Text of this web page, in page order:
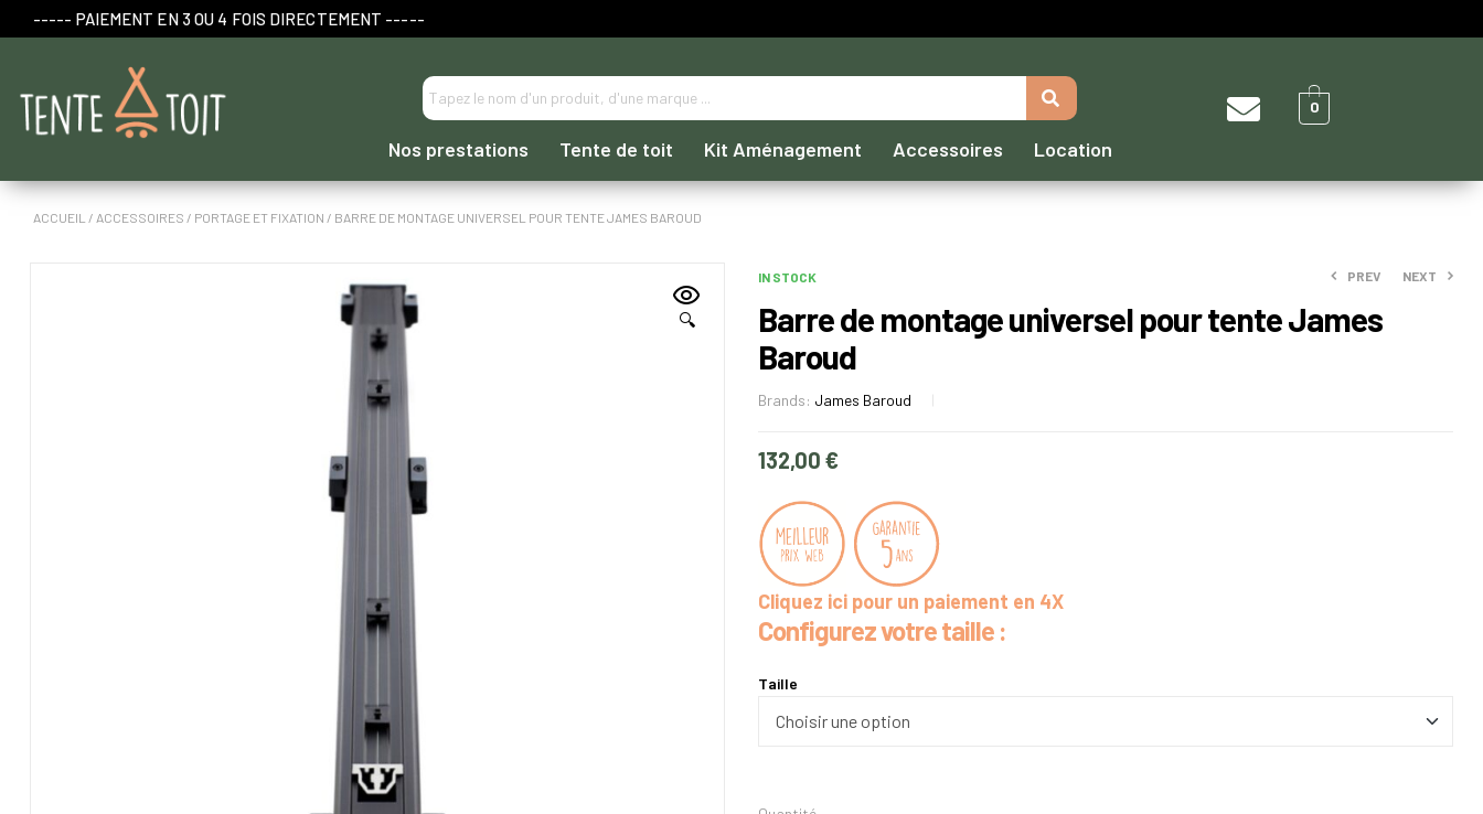
----- PAIEMENT EN 3 OU 4 FOIS DIRECTEMENT -----
Nos prestations Tente de toit Kit Aménagement Accessoires Location
0
ACCUEIL / ACCESSOIRES / PORTAGE ET FIXATION / BARRE DE MONTAGE UNIVERSEL POUR TENTE JAMES BAROUD
🔍
IN STOCK PREV NEXT
Barre de montage universel pour tente James
Baroud
Brands: James Baroud
132,00 €
Cliquez ici pour un paiement en 4X
Configurez votre taille :
Taille